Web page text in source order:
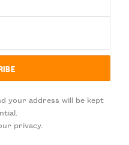
your address will be kept
privacy.